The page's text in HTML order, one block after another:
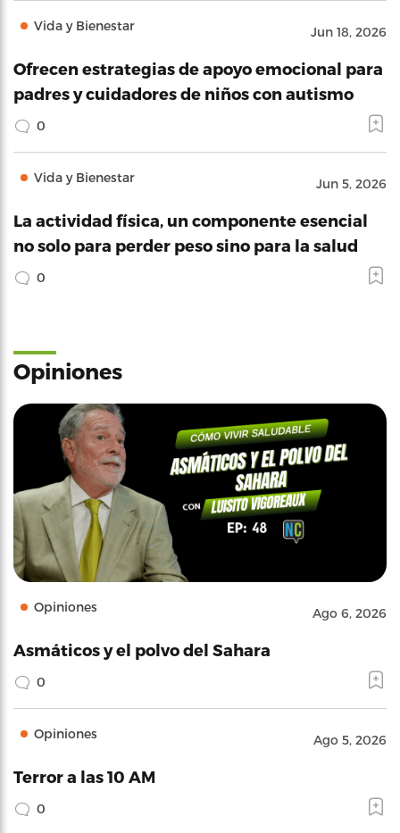
Vida y Bienestar Jun 18, 2026
Ofrecen estrategias de apoyo emocional para
padres y cuidadores de niños con autismo
0
Vida y Bienestar Jun 5, 2026
La actividad física, un componente esencial
no solo para perder peso sino para la salud
0
Opiniones
Opiniones Ago 6, 2026
Asmáticos y el polvo del Sahara
0
Opiniones Ago 5, 2026
Terror a las 10 AM
0